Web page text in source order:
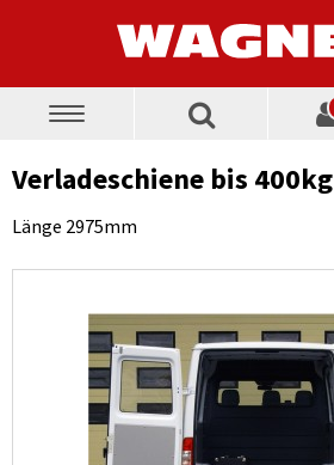
Toggle
Verladeschiene bis 400kg
Länge 2975mm